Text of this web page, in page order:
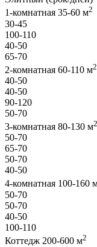
1-комнатная 35-60 м2
30-45
100-110
40-50
65-70
2-комнатная 60-110 м2
40-50
40-50
90-120
50-70
3-комнатная 80-130 м2
50-70
65-70
50-70
40-50
4-комнатная 100-160
50-70
50-70
40-50
100-110
Коттедж 200-600 м2